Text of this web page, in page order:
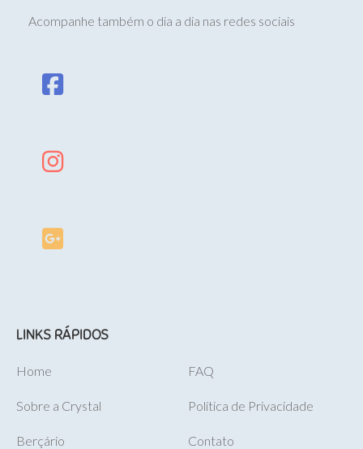
Acompanhe também o dia a dia nas redes sociais
LINKS RÁPIDOS
Home
Sobre a Crystal
Berçário
FAQ
Política de Privacidade
Contato